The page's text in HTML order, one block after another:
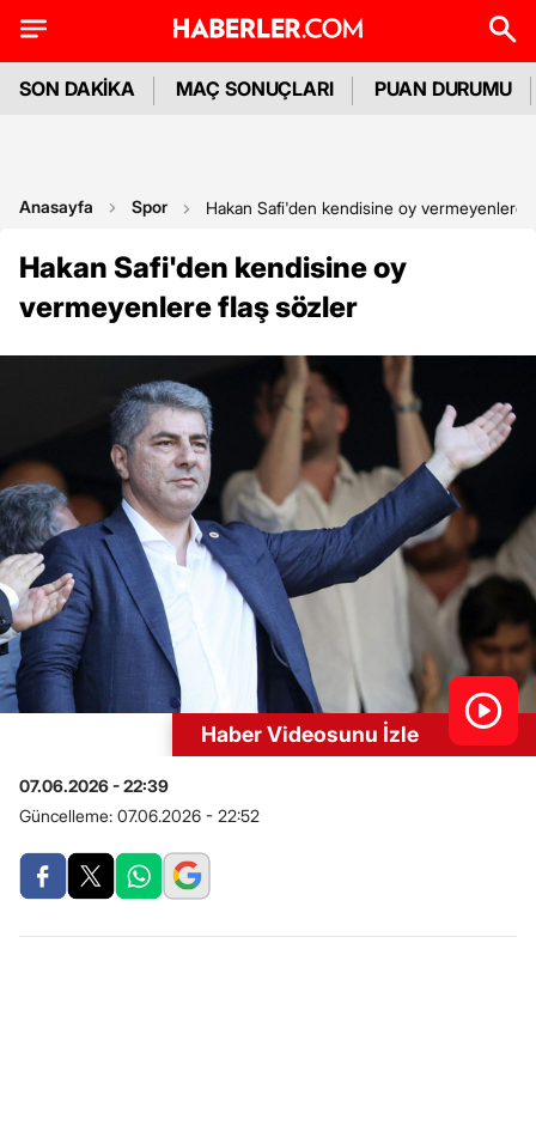
SON DAKİKA MAÇ SONUÇLARI PUAN DURUMU
Anasayfa Spor Hakan Safi'den kendisine oy vermeyenlere
Hakan Safi'den kendisine oy
vermeyenlere flaş sözler
Haber Videosunu İzle
07.06.2026 - 22:39
Güncelleme: 07.06.2026 - 22:52